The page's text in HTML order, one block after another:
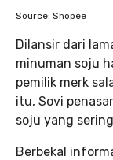
Source: Shopee
Dilansir dari
minuman soju
pemilik merk
itu, Sovi
soju yang
Berbekal